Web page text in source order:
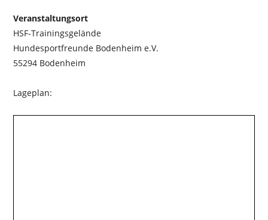
Veranstaltungsort
HSF-Trainingsgelände
Hundesportfreunde Bodenheim e.V.
55294 Bodenheim
Lageplan: